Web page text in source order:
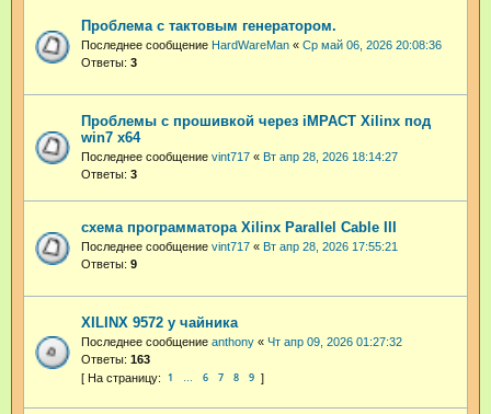
Проблема с тактовым генератором.
Последнее сообщение HardWareMan « Ср май 06, 2026 20:08:36
Ответы: 3
Проблемы с прошивкой через iMPACT Xilinx под
win7 x64
Последнее сообщение vint717 « Вт апр 28, 2026 18:14:27
Ответы: 3
схема программатора Xilinx Parallel Cable III
Последнее сообщение vint717 « Вт апр 28, 2026 17:55:21
Ответы: 9
XILINX 9572 у чайника
Последнее сообщение anthony « Чт апр 09, 2026 01:27:32
Ответы: 163
1 … 6 7 8 9